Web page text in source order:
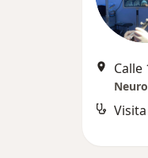
Calle